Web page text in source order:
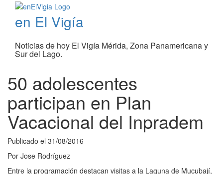
en El Vigía
Noticias de hoy El Vigía Mérida, Zona Panamericana y
Sur del Lago.
50 adolescentes
participan en Plan
Vacacional del Inpradem
Publicado el 31/08/2016
Por Jose Rodríguez
Entre la programación destacan visitas a la Laguna de Mucubají,